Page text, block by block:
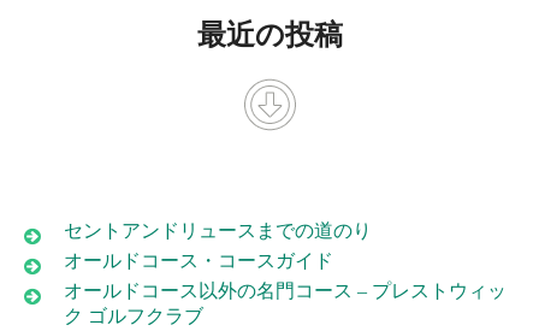
最近の投稿
セントアンドリュースまでの道のり
オールドコース・コースガイド
オールドコース以外の名門コース – プレストウィッ
ク ゴルフクラブ